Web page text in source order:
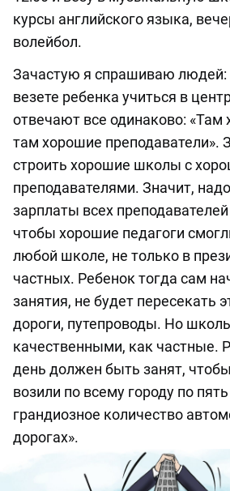
курсы английского языка,
волейбол.
Зачастую я спрашиваю
везете ребенка учиться в
отвечают все одинаково:
там хорошие преподаватели».
строить хорошие школы с
преподавателями. Значит,
зарплаты всех
чтобы хорошие педагоги
любой школе, не только в
частных. Ребенок тогда сам
занятия, не будет пересекать
дороги, путепроводы. Но
качественными, как частные.
день должен быть занят,
возили по всему городу по
грандиозное количество
дорогах».